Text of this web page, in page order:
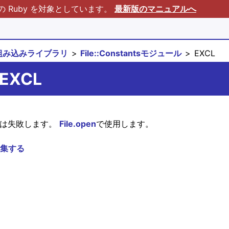
Ruby を対象としています。 最新版のマニュアルへ
み込みライブラリ File::Constantsモジュール EXCL
失敗します。 File.openで使用します。
する